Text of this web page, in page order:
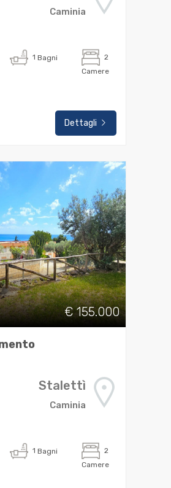
Caminia
1 Bagni
2
Camere
Dettagli
€ 155.000
Stalettì
Caminia
1 Bagni
2
Camere